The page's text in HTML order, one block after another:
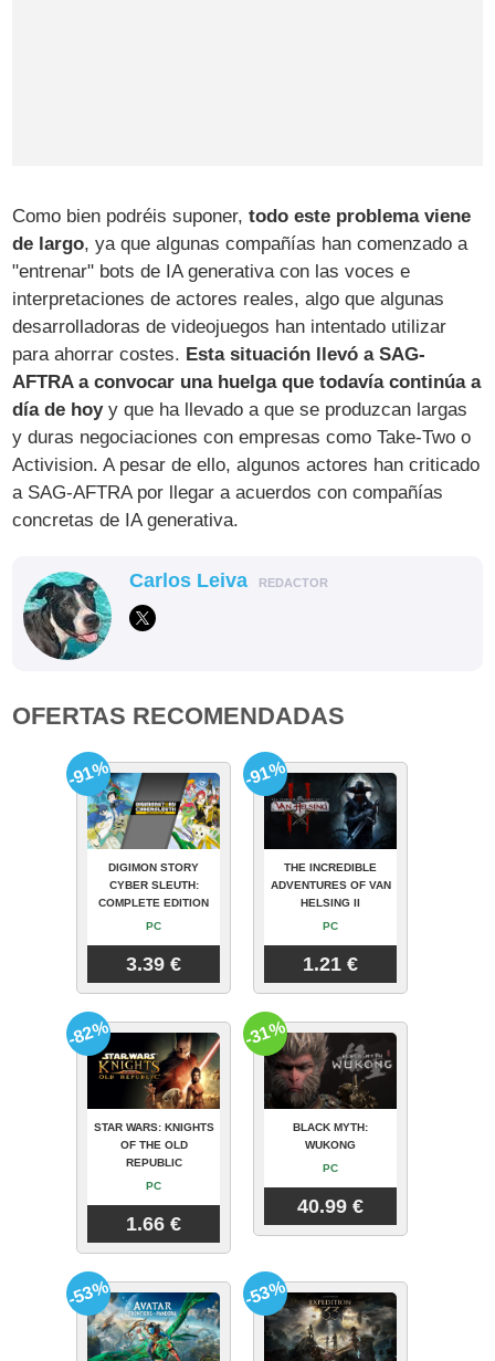
Como bien podréis suponer,todo este problema viene
de largo, ya que algunas compañías han comenzado a
"entrenar" bots de IA generativa con las voces e
interpretaciones de actores reales, algo que algunas
desarrolladoras de videojuegos han intentado utilizar
para ahorrar costes. Esta situación llevó a SAG-
AFTRA a convocar una huelga que todavía continúa a
día de hoyy que ha llevado a que se produzcan largas
y duras negociaciones con empresas como Take-Two o
Activision. A pesar de ello, algunos actores han criticado
a SAG-AFTRA por llegar a acuerdos con compañías
concretas de IA generativa.
Carlos Leiva REDACTOR
OFERTAS RECOMENDADAS
DIGIMON STORY
CYBER SLEUTH:
COMPLETE EDITION
PC
3.39 €
-91%
THE INCREDIBLE
ADVENTURES OF VAN
HELSING II
PC
1.21 €
-91%
STAR WARS: KNIGHTS
OF THE OLD
REPUBLIC
PC
1.66 €
-82%
BLACK MYTH:
WUKONG
PC
40.99 €
-31%
-53% -53%